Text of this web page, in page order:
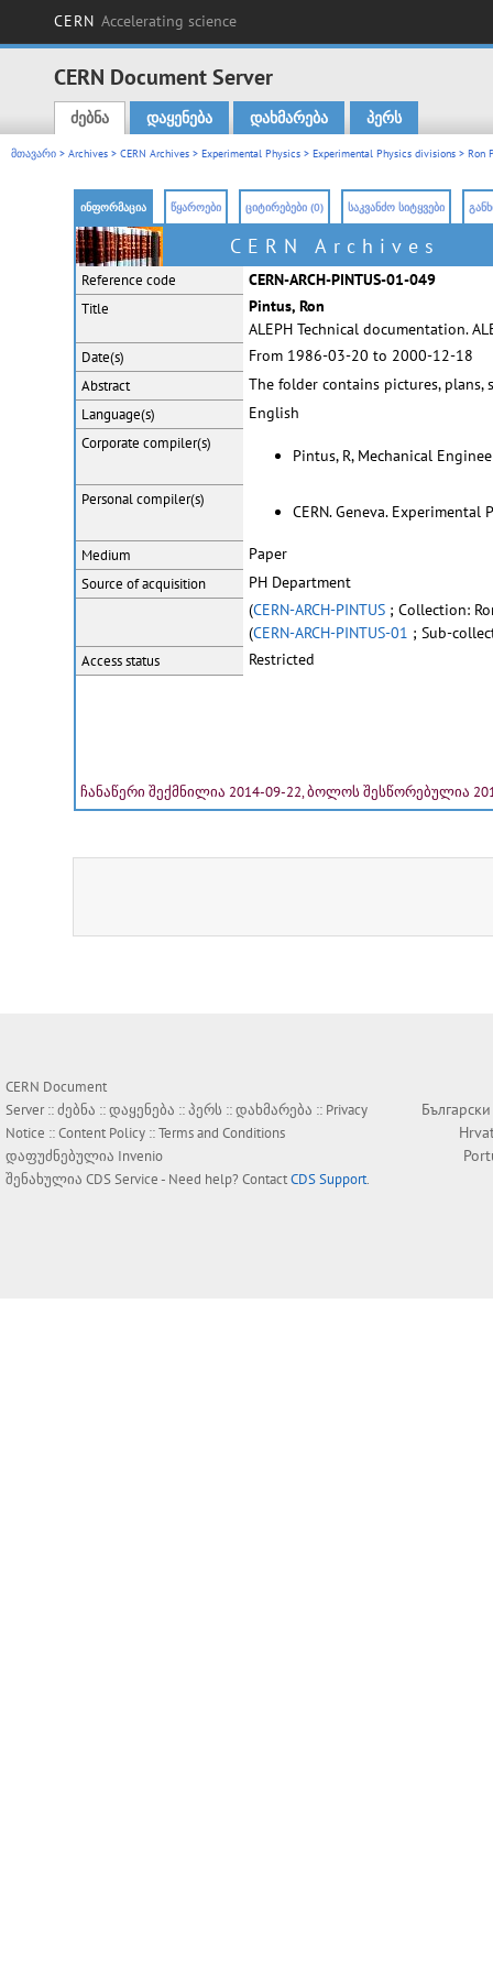
CERN Accelerating science
CERN Document Server
Main menu
ძებნა დაყენება დახმარება პერს
მთავარი > Archives > CERN Archives > Experimental Physics > Experimental Physics divisions > Ron
ინფორმაცია წყაროები ციტირებები (0) საკვანძო სიტყვები
CERN Archives
Reference code CERN-ARCH-PINTUS-01-049
Title
Pintus, Ron
ALEPH Technical documentation.
Date(s) From 1986-03-20 to 2000-12-18
Abstract The folder contains pictures, plans,
Language(s) English
Corporate compiler(s)
Pintus, R, Mechanical
Personalcompiler(s)
CERN. Geneva. Experimental
Medium Paper
Source of acquisition
PH Department
(CERN-ARCH-PINTUS ; Collection:
(CERN-ARCH-PINTUS-01 ; Sub-
Access status Restricted
ჩანაწერი შექმნილია 2014-09-22, ბოლოს შესწორებულია
CERN Document
Server ::ძებნა ::დაყენება ::პერს ::დახმარება :: Privacy
Notice ::Content Policy ::Terms and Conditions
დაფუძნებულია Invenio
შენახულია CDS Service- Need help? ContactCDS Support.
Български